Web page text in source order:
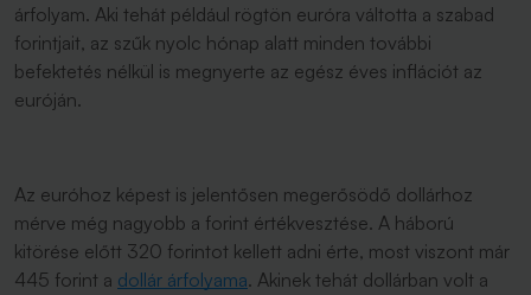
árfolyam. Aki tehát például rögtön euróra váltotta a szabad
forintjait, az szűk nyolc hónap alatt minden további
befektetés nélkül is megnyerte az egész éves inflációt az
euróján.
Az euróhoz képest is jelentősen megerősödő dollárhoz
mérve még nagyobb a forint értékvesztése. A háború
kitörése előtt 320 forintot kellett adni érte, most viszont már
445 forint a dollár árfolyama. Akinek tehát dollárban volt a